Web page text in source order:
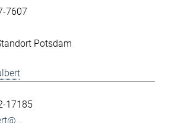
7607
Potsdam
17185